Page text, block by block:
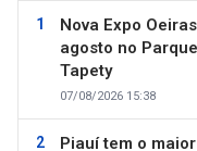
Nova Expo
agosto no
Tapety
07/08/2026 15:38
Piauí tem o